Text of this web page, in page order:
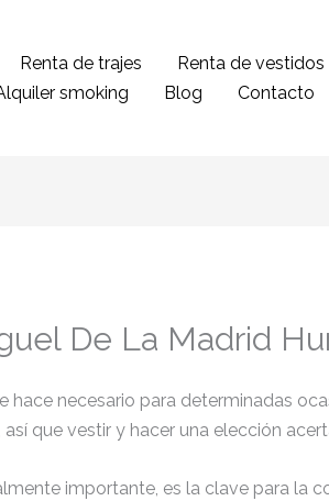
Renta de trajes Renta de vestidos
smoking Blog Contacto
De La Madrid
hace necesario para determinadas
así que vestir y hacer una elección
importante, es la clave para la